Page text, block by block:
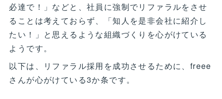
必達で！」などと、社員に強制でリファラルをさせ
ることは考えておらず、「知人を是非会社に紹介し
たい！」と思えるような組織づくりを心がけている
ようです。
以下は、リファラル採用を成功させるために、freee
さんが心がけている3か条です。